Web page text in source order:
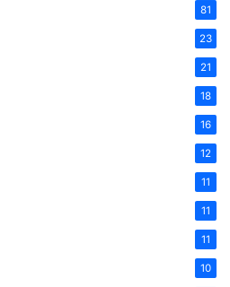
81
23
21
18
16
12
11
11
11
10